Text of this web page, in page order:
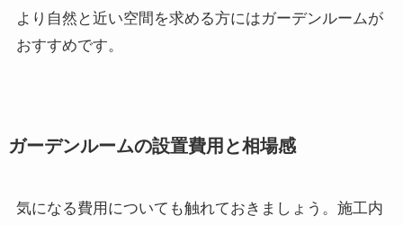
より自然と近い空間を求める方にはガーデンルームが
おすすめです。
ガーデンルームの設置費用と相場感
気になる費用についても触れておきましょう。施工内